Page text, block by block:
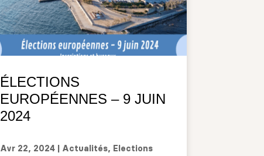
ÉLECTIONS
EUROPÉENNES – 9 JUIN
2024
Avr 22, 2024| Actualités, Elections